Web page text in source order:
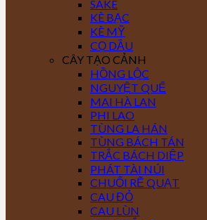
SAKE
KÈ BẠC
KÈ MỸ
CỌ DẦU
CÂY TẠO CẢNH
HỒNG LỘC
NGUYỆT QUẾ
MAI HÀ LAN
PHI LAO
TÙNG LA HÁN
TÙNG BÁCH TÁN
TRẮC BÁCH DIỆP
PHÁT TÀI NÚI
CHUỐI RẼ QUẠT
CAU ĐỎ
CAU LÙN